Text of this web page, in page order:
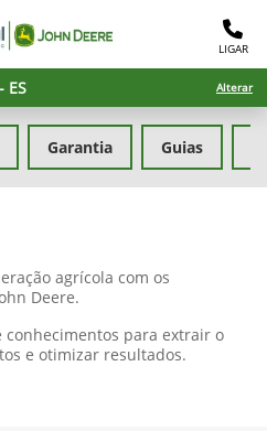
LIGAR
ES Alterar
Garantia Guias
agrícola com os
Deere.
para extrair o
e otimizar resultados.